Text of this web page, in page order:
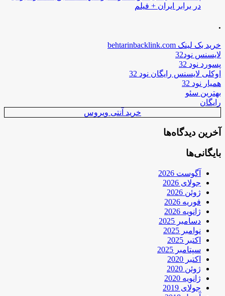
در برابر ایران + فیلم
.
خرید بک لینک behtarinbacklink.com
لایسنس نود32
پسورد نود 32
اوکلی لایسنس رایگان نود 32
همیار نود 32
بهترین سئو
رایگان
خرید آنتی ویروس
آخرین دیدگاه‌ها
بایگانی‌ها
آگوست 2026
جولای 2026
ژوئن 2026
فوریه 2026
ژانویه 2026
دسامبر 2025
نوامبر 2025
اکتبر 2025
سپتامبر 2025
اکتبر 2020
ژوئن 2020
ژانویه 2020
جولای 2019